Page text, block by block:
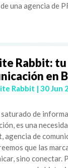
una agencia de PR
Rabbit: tu
en
Rabbit | 30 Jun
saturado de
es una
agencia de
que las
sino conectar.